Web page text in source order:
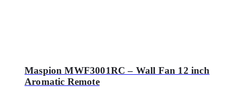
Maspion MWF3001RC – Wall Fan 12 inch
Aromatic Remote